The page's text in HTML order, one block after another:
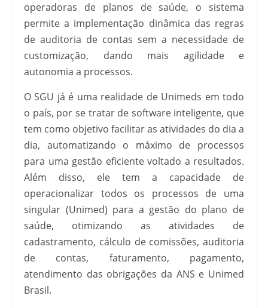
operadoras de planos de saúde, o sistema
permite a implementação dinâmica das regras
de auditoria de contas sem a necessidade de
customização, dando mais agilidade e
autonomia a processos.
O SGU já é uma realidade de Unimeds em todo
o país, por se tratar de software inteligente, que
tem como objetivo facilitar as atividades do dia a
dia, automatizando o máximo de processos
para uma gestão eficiente voltado a resultados.
Além disso, ele tem a capacidade de
operacionalizar todos os processos de uma
singular (Unimed) para a gestão do plano de
saúde, otimizando as atividades de
cadastramento, cálculo de comissões, auditoria
de contas, faturamento, pagamento,
atendimento das obrigações da ANS e Unimed
Brasil.